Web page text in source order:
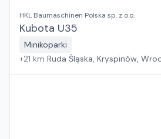
HKL Baumaschinen Polska sp. z o.o.
Kubota U35
Minikoparki
+21 km Ruda Śląska, Kryspinów,